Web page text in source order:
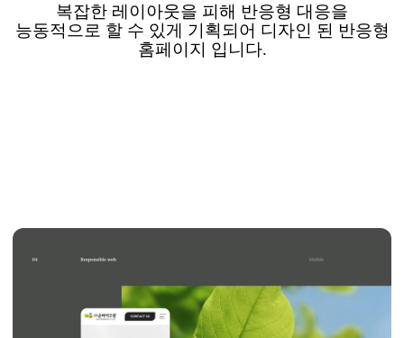
복잡한 레이아웃을 피해 반응형 대응을
능동적으로 할 수 있게 기획되어 디자인 된 반응형
홈페이지 입니다.